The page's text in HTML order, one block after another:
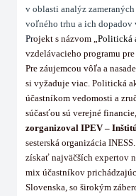
v oblasti analýz
voľného trhu a ich dopadov
Projekt s názvom „Politická
vzdelávacieho programu
Pre záujemcou vôľa a
si vyžaduje viac. Politická
účastníkom vedomosti a
súčasťou sú verejné
zorganizoval IPEV –
sesterská organizácia
získať najväčších expertov
mix účastníkov
Slovenska, so širokým